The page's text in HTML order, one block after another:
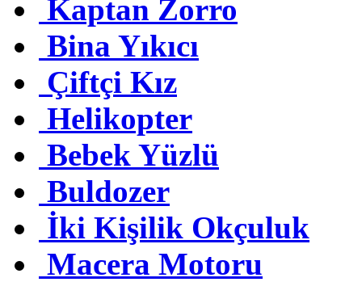
Kaptan Zorro
Bina Yıkıcı
Çiftçi Kız
Helikopter
Bebek Yüzlü
Buldozer
İki Kişilik Okçuluk
Macera Motoru